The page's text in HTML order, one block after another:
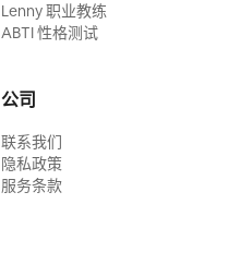
Lenny 职业教练
ABTI 性格测试
公司
联系我们
隐私政策
服务条款